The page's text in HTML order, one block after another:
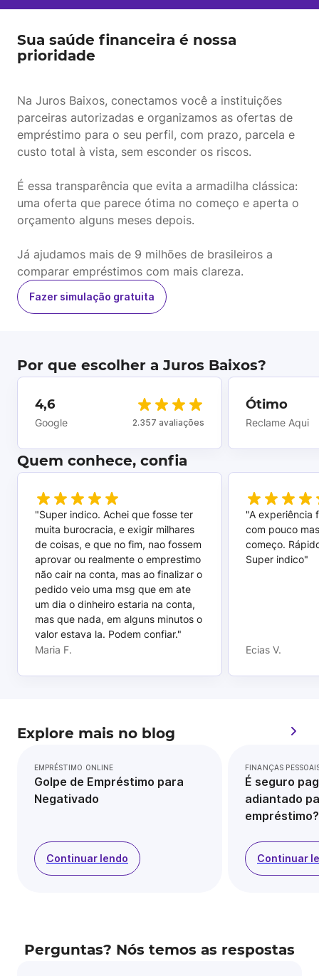
Sua saúde financeira é nossa
prioridade
Na Juros Baixos, conectamos você a instituições
parceiras autorizadas e organizamos as ofertas de
empréstimo para o seu perfil, com prazo, parcela e
custo total à vista, sem esconder os riscos.
É essa transparência que evita a armadilha clássica:
uma oferta que parece ótima no começo e aperta o
orçamento alguns meses depois.
Já ajudamos mais de 9 milhões de brasileiros a
comparar empréstimos com mais clareza.
Fazer simulação gratuita
Por que escolher a Juros Baixos?
4,6
Google 2.357 avaliações
Ótimo
Reclame Aqui
Quem conhece, confia
"Super indico. Achei que fosse ter
muita burocracia, e exigir milhares
de coisas, e que no fim, nao fossem
aprovar ou realmente o emprestimo
não cair na conta, mas ao finalizar o
pedido veio uma msg que em ate
um dia o dinheiro estaria na conta,
mas que nada, em alguns minutos o
valor estava la. Podem confiar."
Maria F.
"A experiência
com pouco
começo.
Super indico"
Ecias V.
Explore mais no blog
EMPRÉSTIMO ONLINE
Golpe de Empréstimo para
Negativado
Continuar lendo
FINANÇAS
É seguro
adiantado
empréstimo?
Continuar
Perguntas? Nós temos as respostas